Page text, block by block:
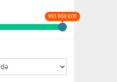
993 858 808